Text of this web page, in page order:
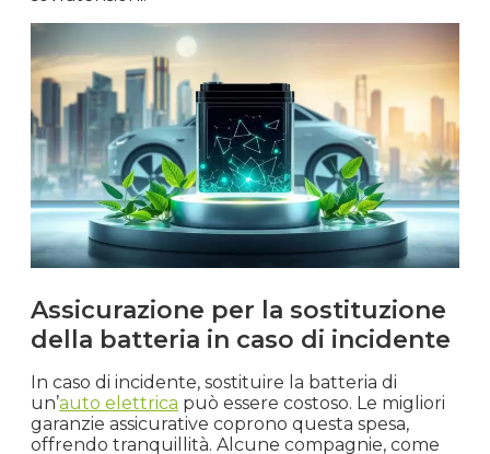
Assicurazione per la sostituzione
della batteria in caso di incidente
In caso di incidente, sostituire la batteria di
un’auto elettrica può essere costoso. Le migliori
garanzie assicurative coprono questa spesa,
offrendo tranquillità. Alcune compagnie, come